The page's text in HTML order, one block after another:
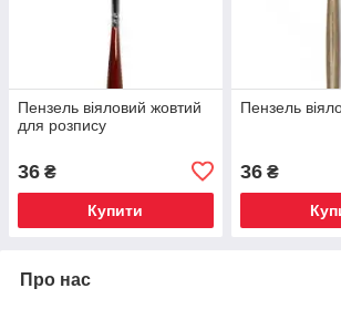
Пензель віяловий жовтий
для розпису
36 ₴
Купити
Пензель
36₴
Про нас